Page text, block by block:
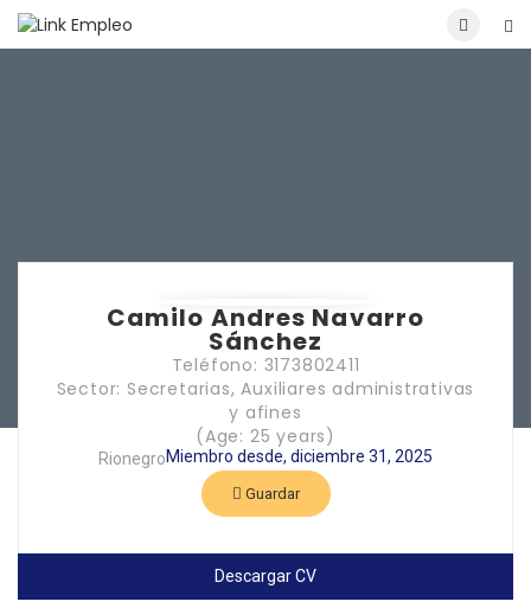
Camilo Andres Navarro
Sánchez
Teléfono: 3173802411
Sector: Secretarias, Auxiliares administrativas
y afines
(Age: 25 years)
RionegroMiembro desde, diciembre 31, 2025
Guardar
Descargar CV